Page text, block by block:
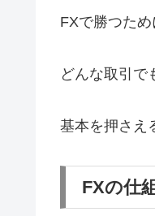
FXで勝つた
どんな取引で
基本を押さえ
FXの仕